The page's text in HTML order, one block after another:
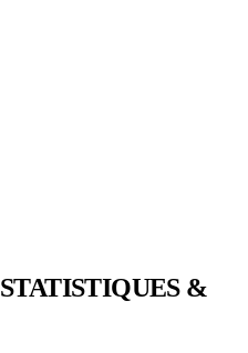
STATISTIQUES &